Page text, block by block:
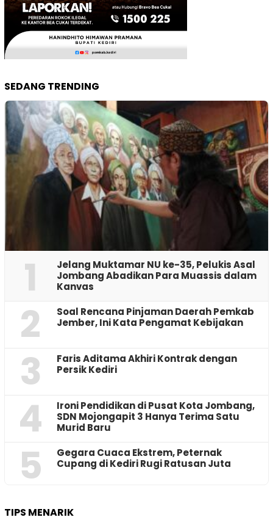
SEDANG TRENDING
1
Jelang Muktamar NU ke-35, Pelukis Asal
Jombang Abadikan Para Muassis dalam
Kanvas
2
‎Soal Rencana Pinjaman Daerah Pemkab
Jember, Ini Kata Pengamat Kebijakan ‎
3
Faris Aditama Akhiri Kontrak dengan
Persik Kediri
4
Ironi Pendidikan di Pusat Kota Jombang,
SDN Mojongapit 3 Hanya Terima Satu
Murid Baru
5
‎Gegara Cuaca Ekstrem, Peternak
Cupang di Kediri Rugi Ratusan Juta
TIPS MENARIK